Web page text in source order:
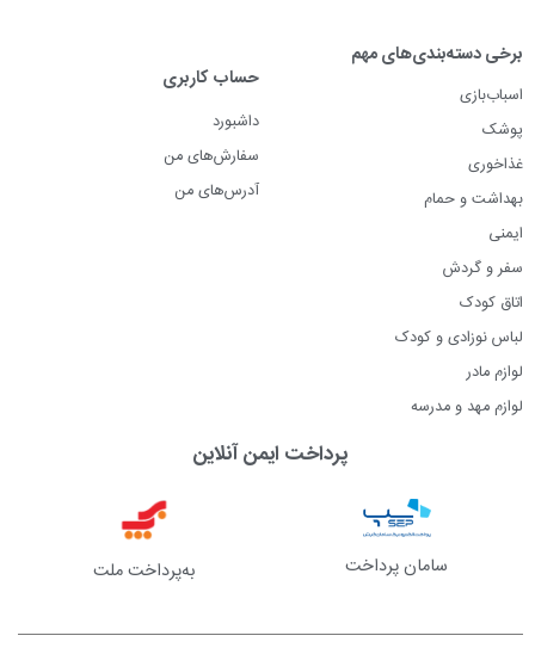
برخی دسته‌بندی‌های مهم
اسباب‌بازی
پوشک
غذاخوری
بهداشت و حمام
ایمنی
سفر و گردش
اتاق کودک
لباس نوزادی و کودک
لوازم مادر
لوازم مهد و مدرسه
حساب کاربری
داشبورد
سفارش‌های من
آدرس‌های من
پرداخت ایمن آنلاین
سامان پرداخت به‌پرداخت ملت